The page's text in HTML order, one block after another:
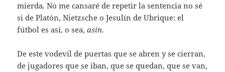
mierda. No me cansaré de repetir la sentencia no sé
si de Platón, Nietzsche o Jesulín de Ubrique: el
fútbol es así, o sea,asín.
De este vodevil de puertas que se abren y se cierran,
de jugadores que se iban, que se quedan, que se van,